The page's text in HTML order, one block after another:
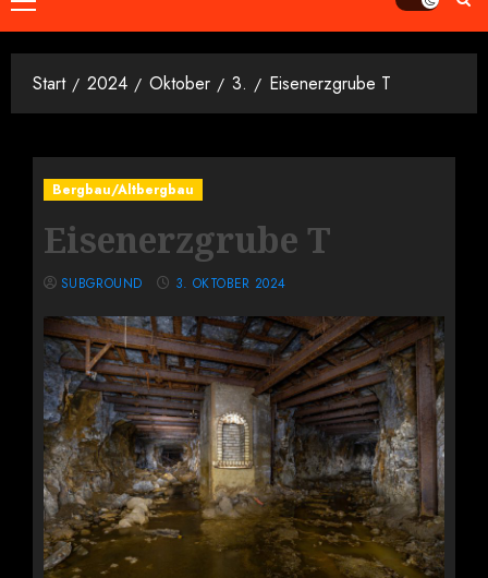
Menü
Start 2024 Oktober 3. Eisenerzgrube T
Bergbau/Altbergbau
Eisenerzgrube T
SUBGROUND 3. OKTOBER 2024